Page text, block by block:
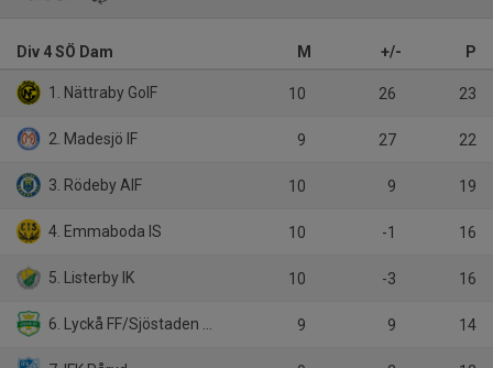
Div 4 SÖ Dam M +/- P
1. Nättraby GoIF 10 26 23
2. Madesjö IF 9 27 22
3. Rödeby AIF 10 9 19
4. Emmaboda IS 10 -1 16
5. Listerby IK 10 -3 16
6. Lyckå FF/Sjöstaden DFF B 9 9 14